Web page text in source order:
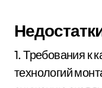
1. Требования к
технологий